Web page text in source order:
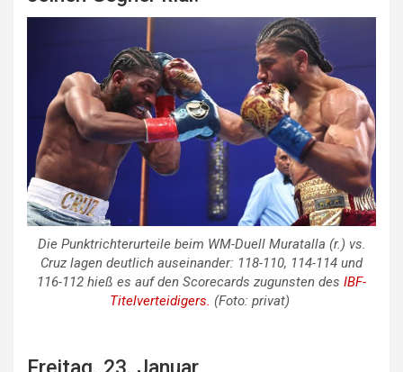
Die Punktrichterurteile beim WM-Duell Muratalla (r.) vs.
Cruz lagen deutlich auseinander: 118-110, 114-114 und
116-112 hieß es auf den Scorecards zugunsten des IBF-
Titelverteidigers. (Foto: privat)